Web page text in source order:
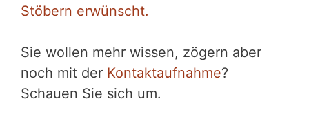
Stöbern erwünscht.
Sie wollen mehr wissen, zögern aber
noch mit der Kontaktaufnahme?
Schauen Sie sich um.